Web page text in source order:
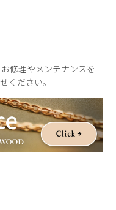
修理やメンテナンスを
ください。